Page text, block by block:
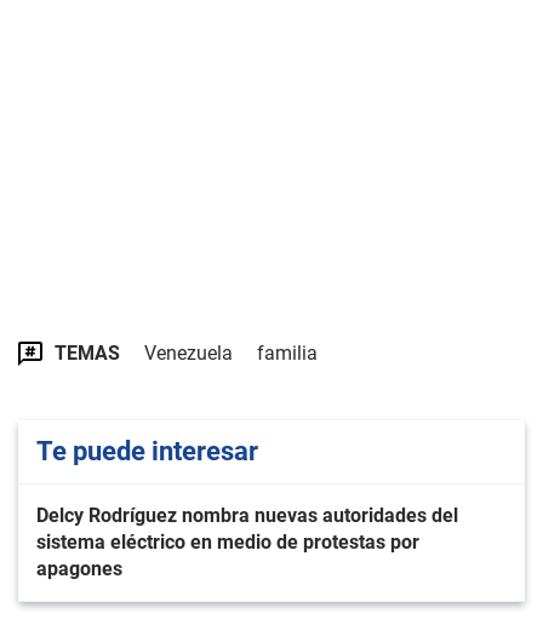
TEMAS Venezuela familia
Te puede interesar
Delcy Rodríguez nombra nuevas autoridades del
sistema eléctrico en medio de protestas por
apagones